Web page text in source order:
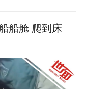
船舱 爬到床